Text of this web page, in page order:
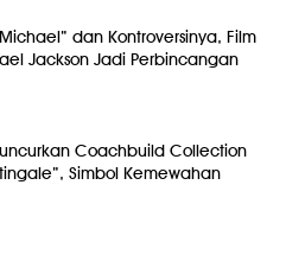
dan Kontroversinya, Film
Jackson Jadi Perbincangan
Coachbuild Collection
Simbol Kemewahan